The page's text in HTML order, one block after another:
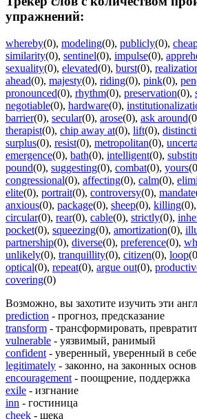
упражнений:
whereby(0), modeling(0), publicly(0),
similarity(0), sentinel(0), impulse(0),
sexuality(0), elevated(0), burst(0),
ahead(0), majesty(0), riding(0), pink(0), pen
pronounced(0), rhythm(0), preservation(0),
negotiable(0), hardware(0),
barrier(0), secular(0), arose(0), ask around
therapist(0), chip away at(0), lift(0),
surplus(0), resist(0), metropolitan(0),
emergence(0), bath(0), intelligent(0),
pound(0), suggesting(0), combat(0), yours
congressional(0), affecting(0), calm(0),
elite(0), portrait(0), controversy(0), mandate
anxious(0), package(0), sheep(0), killing(0),
circular(0), rear(0), cable(0), strictly(0),
pocket(0), squeezing(0), amortization(0),
partnership(0), diverse(0), preference(0),
unlikely(0), tranquillity(0), citizen(0), loop
optical(0), repeat(0), argue out(0),
covering(0)
Возможно, вы захотите изучить эти
prediction - прогноз, предсказание
transform - трансформировать,
vulnerable - уязвимый, ранимый
confident - уверенный, уверенный в
legitimately - законно, на законных
encouragement - поощрение, поддержка
exile - изгнание
inn - гостиница
cheek - щека